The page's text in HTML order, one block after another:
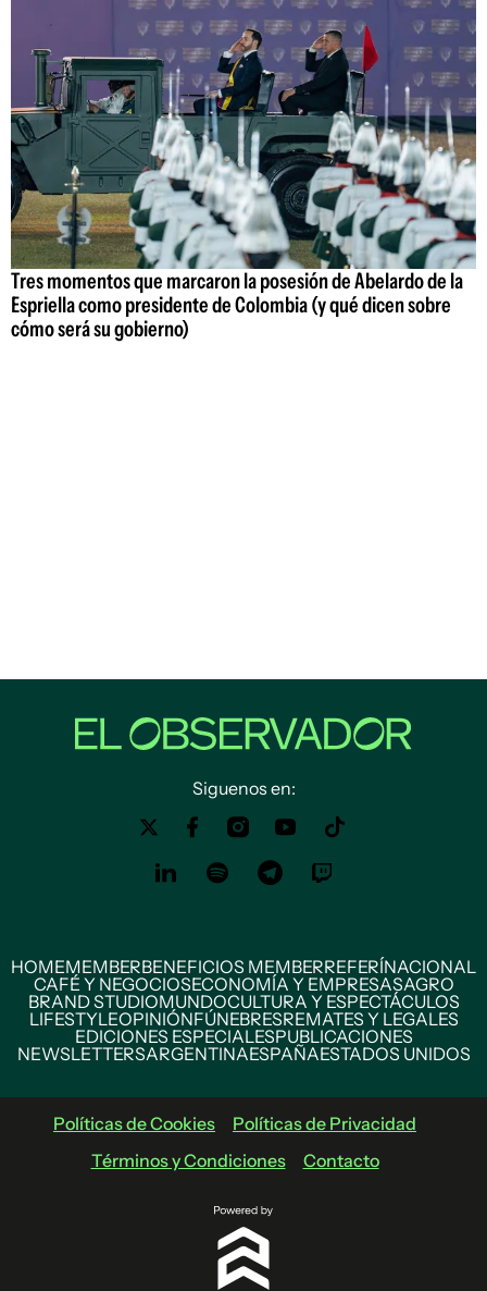
Tres momentos que marcaron la posesión de Abelardo de la
Espriella como presidente de Colombia (y qué dicen sobre
cómo será su gobierno)
Siguenos en:
HOMEMEMBERBENEFICIOS MEMBERREFERÍNACIONAL
CAFÉ Y NEGOCIOSECONOMÍA Y EMPRESASAGRO
BRAND STUDIOMUNDOCULTURA Y ESPECTÁCULOS
LIFESTYLEOPINIÓNFÚNEBRESREMATES Y LEGALES
EDICIONES ESPECIALESPUBLICACIONES
NEWSLETTERSARGENTINAESPAÑAESTADOS UNIDOS
Políticas de Cookies
Políticas de Privacidad
Términos y Condiciones
Contacto